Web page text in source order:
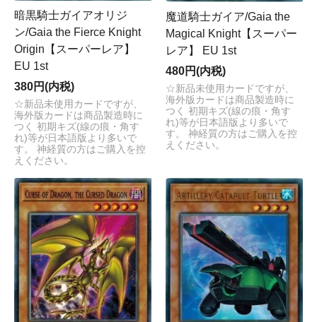
暗黒騎士ガイアオリジ
ン/Gaia the Fierce Knight
Origin【スーパーレア】
EU 1st
380円(内税)
☆新品未使用カードですが、
海外版カードは商品製造時に
つく 初期キズ(線の痕・角す
れ)等が日本語版より多いで
す。 神経質の方はご購入を控
えください。
魔道騎士ガイア/Gaia the
Magical Knight【スーパー
レア】 EU 1st
480円(内税)
☆新品未使用カードですが、
海外版カードは商品製造時に
つく 初期キズ(線の痕・角す
れ)等が日本語版より多いで
す。 神経質の方はご購入を控
えください。